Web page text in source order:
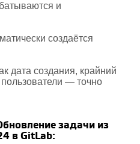
и
создаётся
дата создания, крайний
— точно
задачи из
в GitLab: